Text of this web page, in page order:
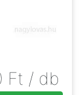
Ft / db